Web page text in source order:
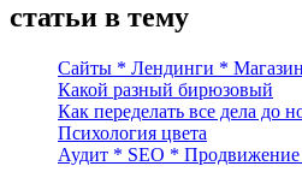
статьи в тему
Сайты * Лендинги *
Какой разный бирюзовый
Как переделать все дела до
Психология цвета
Аудит * SEO * Продвижение